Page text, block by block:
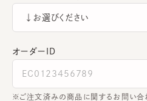
オーダーＩＤ
ご注文済みの商品に関するお問い合